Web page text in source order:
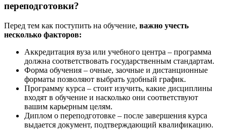
переподготовки?
Перед тем как поступить на обучение, важно учесть
несколько факторов:
Аккредитация вуза или учебного центра – программа
должна соответствовать государственным стандартам.
Форма обучения – очные, заочные и дистанционные
форматы позволяют выбрать удобный график.
Программу курса – стоит изучить, какие дисциплины
входят в обучение и насколько они соответствуют
вашим карьерным целям.
Диплом о переподготовке – после завершения курса
выдается документ, подтверждающий квалификацию.